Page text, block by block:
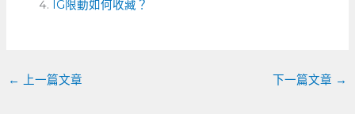
o g
t
IG限動如何收藏？
← 上一篇文章 下一篇文章 →